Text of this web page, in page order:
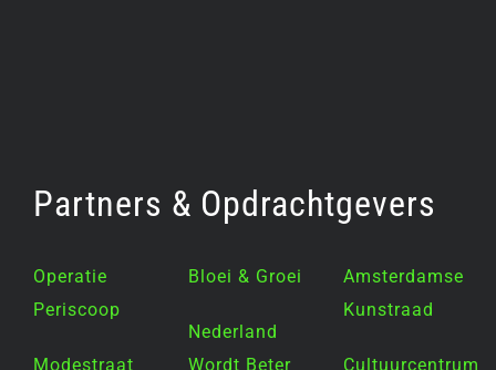
Partners & Opdrachtgevers
Operatie
Periscoop
Modestraat
Bloei & Groei
Nederland
Wordt Beter
Amsterdamse
Kunstraad
Cultuurcentrum